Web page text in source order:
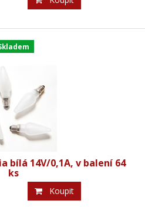
bílá 14V/0,1A, v balení 64
ks
Koupit